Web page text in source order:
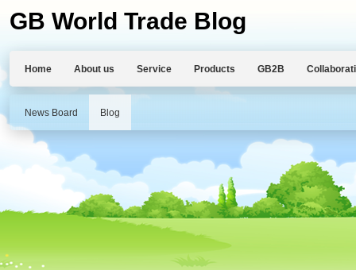
GB World Trade Blog
Home About us Service Products GB2B
News Board Blog